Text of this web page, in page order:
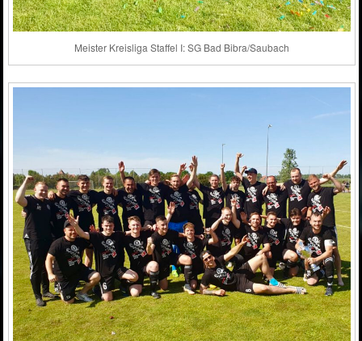
Meister Kreisliga Staffel I: SG Bad Bibra/Saubach